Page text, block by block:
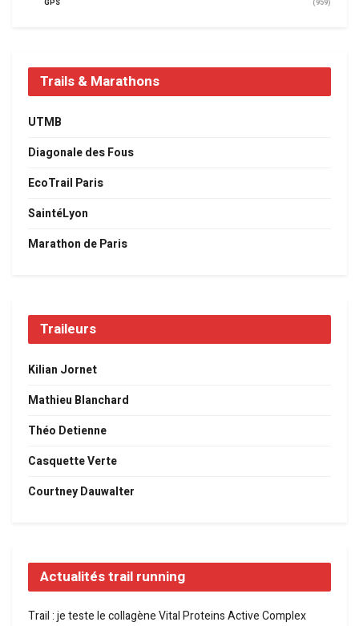
GPS
(959)
Trails & Marathons
UTMB
Diagonale des Fous
EcoTrail Paris
SaintéLyon
Marathon de Paris
Traileurs
Kilian Jornet
Mathieu Blanchard
Théo Detienne
Casquette Verte
Courtney Dauwalter
Actualités trail running
Trail : je teste le collagène Vital Proteins Active Complex